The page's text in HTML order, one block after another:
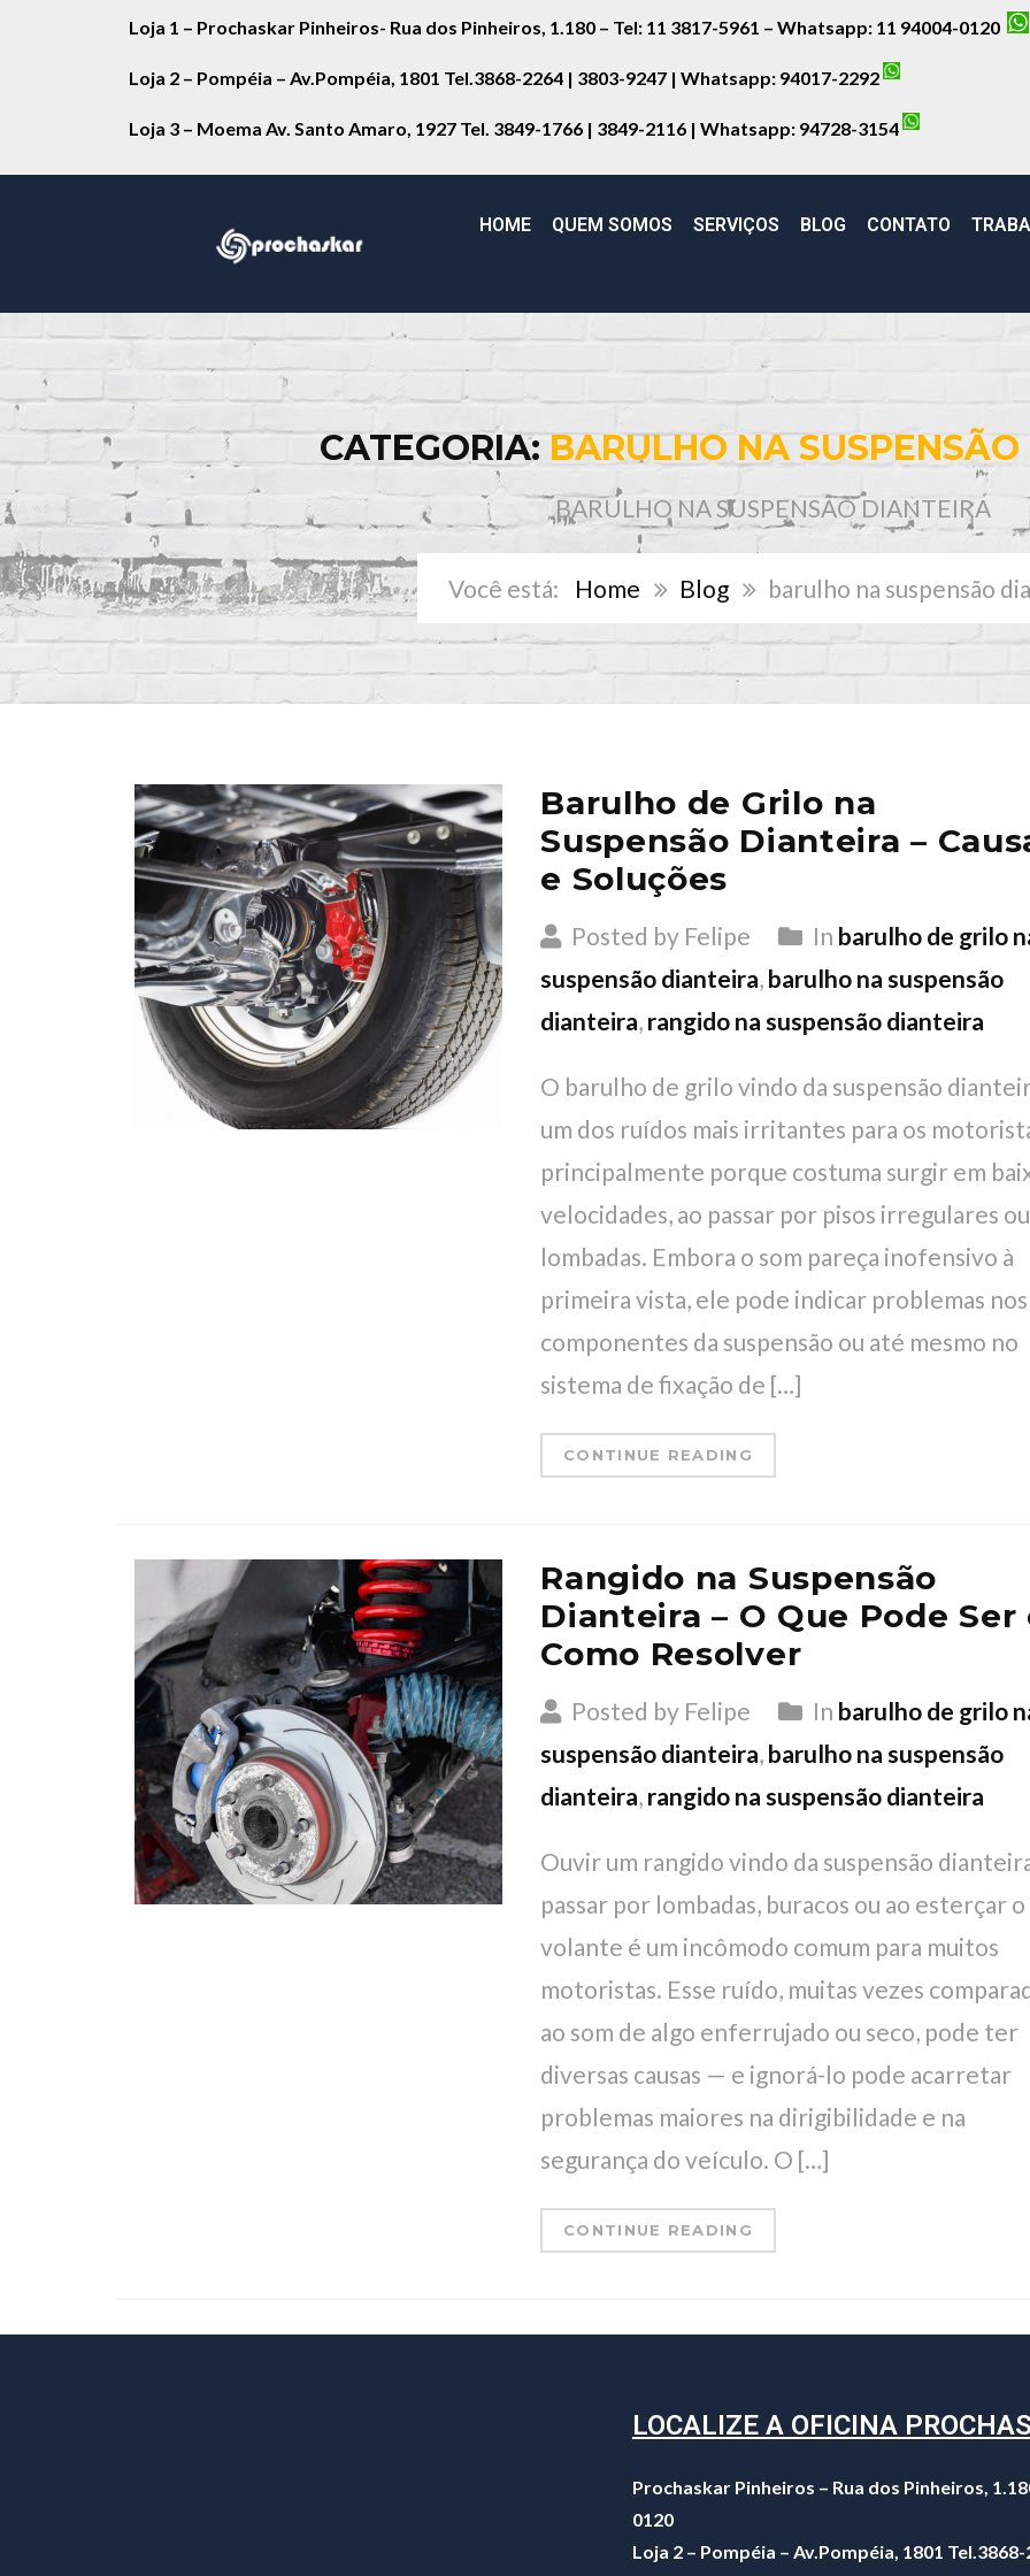
Loja 1 – Prochaskar Pinheiros- Rua dos Pinheiros, 1.180 – Tel: 11 3817-5961 – Whatsapp: 11 94004-0120
Loja 2 – Pompéia – Av.Pompéia, 1801 Tel.3868-2264 | 3803-9247 | Whatsapp: 94017-2292
Loja 3 – Moema Av. Santo Amaro, 1927 Tel. 3849-1766 | 3849-2116 | Whatsapp: 94728-3154
HOME QUEM SOMOS SERVIÇOS BLOG CONTATO
CATEGORIA:BARULHO NA
BARULHO NA SUSPENSÃO DIANTEIRA
Home Blog barulho na suspensão
Barulho de Grilo na
Suspensão Dianteira –
e Soluções
Posted by Felipe In barulho de grilo
suspensão dianteira, barulho na suspensão
dianteira, rangido na suspensão dianteira
O barulho de grilo vindo da suspensão
um dos ruídos mais irritantes para os
principalmente porque costuma surgir em
velocidades, ao passar por pisos irregulares ou
lombadas. Embora o som pareça inofensivo à
primeira vista, ele pode indicar problemas nos
componentes da suspensão ou até mesmo no
sistema de fixação de […]
CONTINUE READING
Rangido na Suspensão
Dianteira – O Que Pode Ser
Como Resolver
Posted by Felipe In barulho de grilo
suspensão dianteira, barulho na suspensão
dianteira, rangido na suspensão dianteira
Ouvir um rangido vindo da suspensão
passar por lombadas, buracos ou ao esterçar o
volante é um incômodo comum para muitos
motoristas. Esse ruído, muitas vezes
ao som de algo enferrujado ou seco, pode ter
diversas causas — e ignorá-lo pode acarretar
problemas maiores na dirigibilidade e na
segurança do veículo. O […]
CONTINUE READING
LOCALIZE A OFICINA
Prochaskar Pinheiros – Rua dos Pinheiros,
0120
Loja 2 – Pompéia – Av.Pompéia, 1801